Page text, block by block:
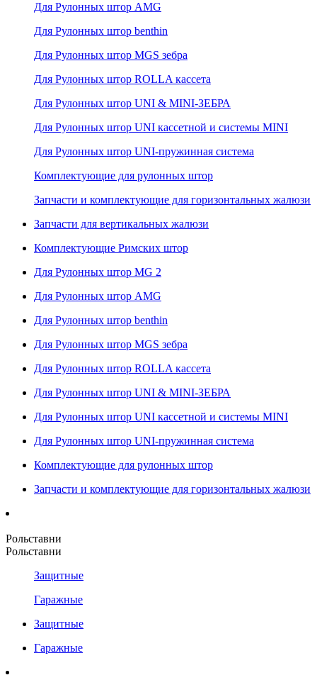
Для Рулонных штор AMG
Для Рулонных штор benthin
Для Рулонных штор MGS зебра
Для Рулонных штор ROLLA кассета
Для Рулонных штор UNI & MINI-ЗЕБРА
Для Рулонных штор UNI кассетной и системы MINI
Для Рулонных штор UNI-пружинная система
Комплектующие для рулонных штор
Запчасти и комплектующие для горизонтальных жалюзи
Запчасти для вертикальных жалюзи
Комплектующие Римских штор
Для Рулонных штор MG 2
Для Рулонных штор AMG
Для Рулонных штор benthin
Для Рулонных штор MGS зебра
Для Рулонных штор ROLLA кассета
Для Рулонных штор UNI & MINI-ЗЕБРА
Для Рулонных штор UNI кассетной и системы MINI
Для Рулонных штор UNI-пружинная система
Комплектующие для рулонных штор
Запчасти и комплектующие для горизонтальных жалюзи
Рольставни
Рольставни
Защитные
Гаражные
Защитные
Гаражные